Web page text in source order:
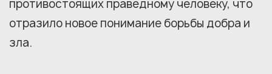
противостоящих праведному человеку, что
отразило новое понимание борьбы добра и
зла.